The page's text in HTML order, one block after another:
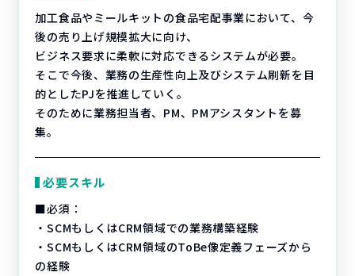
加工食品やミールキットの食品宅配事業において、今
後の売り上げ規模拡大に向け、
ビジネス要求に柔軟に対応できるシステムが必要。
そこで今後、業務の生産性向上及びシステム刷新を目
的としたPJを推進していく。
そのために業務担当者、PM、PMアシスタントを募
集。
必要スキル
■必須：
・SCMもしくはCRM領域での業務構築経験
・SCMもしくはCRM領域のToBe像定義フェーズから
の経験